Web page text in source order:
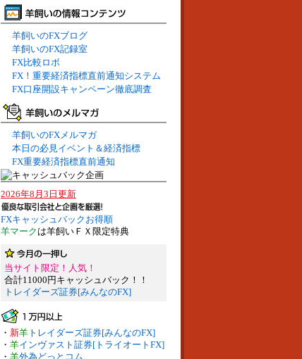
羊飼いのFXブログ
羊飼いのFX記録室
FX比較ロボ
FX！重要経済指標直前通知システム
FX口座開設キャンペーン徹底調査
羊飼いのFXメルマガ
本日の必見イベント＆経済指標
FX重要経済指標直前通知
2026年8月3日更新
FXキャッシュバックお得順
羊マーク は羊飼いＦＸ限定特典
当サイト限定！人気！
合計11000円キャッシュバック！！
トレイダーズ証券[みんなのFX]
・ 新羊 トレイダーズ証券[みんなのFX]
・ 羊インヴァスト証券[トライオートFX]
・ 羊外為どっとコム